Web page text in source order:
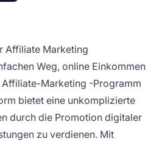
Affiliate Marketing
Weg, online Einkommen
Affiliate-Marketing -Programm
bietet eine unkomplizierte
durch die Promotion digitaler
zu verdienen. Mit